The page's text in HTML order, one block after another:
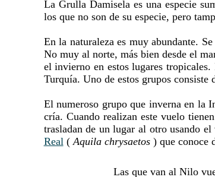
La Grulla Damisela es una especie
los que no son de su especie, pero
En la naturaleza es muy abundante.
No muy al norte, más bien desde el
el invierno en estos lugares
Turquía. Uno de estos grupos
El numeroso grupo que inverna en la
cría. Cuando realizan este vuelo
trasladan de un lugar al otro usando
Real(Aquila chrysaetos) que conoce
Las que van al Nilo